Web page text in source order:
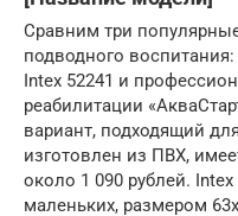
Сравним три
подводного
Intex 52241 и
реабилитации
вариант, подходящий
изготовлен из ПВХ,
около 1 090 рублей.
маленьких, размером